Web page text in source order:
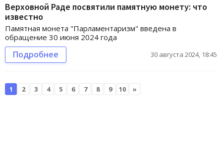
Верховной Раде посвятили памятную монету: что
известно
Памятная монета "Парламентаризм" введена в
обращение 30 июня 2024 года
Подробнее 30 августа 2024, 18:45
1 2 3 4 5 6 7 8 9 10 »